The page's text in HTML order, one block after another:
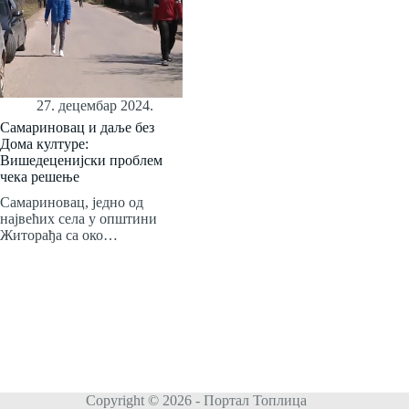
27. децембар 2024.
Самариновац и даље без
Дома културе:
Вишедеценијски проблем
чека решење
Самариновац, једно од
највећих села у општини
Житорађа са око…
Copyright © 2026 - Портал Топлица